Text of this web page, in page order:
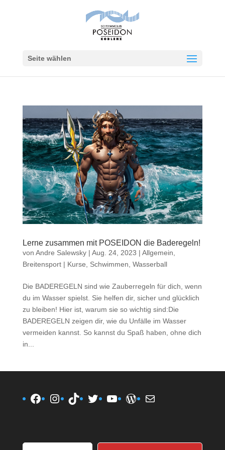
Seite wählen
Lerne zusammen mit POSEIDON die Baderegeln!
von Andre Salewsky| Aug. 24, 2023 | Allgemein,
Breitensport | Kurse, Schwimmen, Wasserball
Die BADEREGELN sind wie Zauberregeln für dich, wenn
du im Wasser spielst. Sie helfen dir, sicher und glücklich
zu bleiben! Hier ist, warum sie so wichtig sind:Die
BADEREGELN zeigen dir, wie du Unfälle im Wasser
vermeiden kannst. So kannst du Spaß haben, ohne dich
in...
Facebook
Instagram
TikTokTwitterYouTube
WordPress
E-Mail